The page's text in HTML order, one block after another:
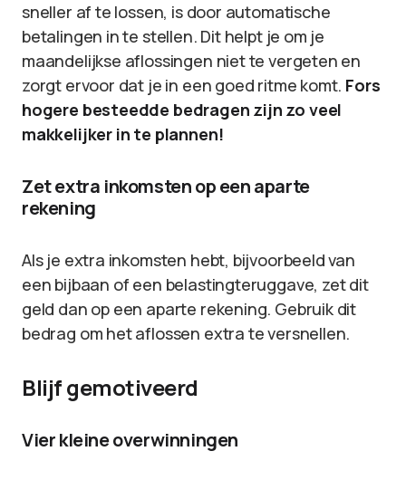
sneller af te lossen, is door automatische
betalingen in te stellen. Dit helpt je om je
maandelijkse aflossingen niet te vergeten en
zorgt ervoor dat je in een goed ritme komt. Fors
hogere besteedde bedragen zijn zo veel
makkelijker in te plannen!
Zet extra inkomsten op een aparte
rekening
Als je extra inkomsten hebt, bijvoorbeeld van
een bijbaan of een belastingteruggave, zet dit
geld dan op een aparte rekening. Gebruik dit
bedrag om het aflossen extra te versnellen.
Blijf gemotiveerd
Vier kleine overwinningen